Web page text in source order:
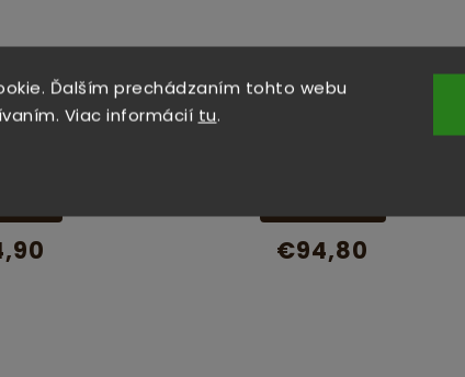
Ďalším prechádzaním tohto webu
Viac informácií tu.
€94,80